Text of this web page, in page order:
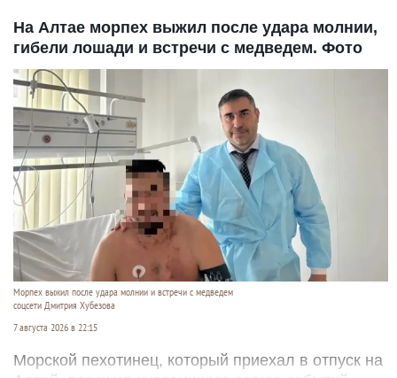
На Алтае морпех выжил после удара молнии,
гибели лошади и встречи с медведем. Фото
Морпех выжил после удара молнии и встречи с медведем
соцсети Дмитрия Хубезова
7 августа 2026 в 22:15
Морской пехотинец, который приехал в отпуск на